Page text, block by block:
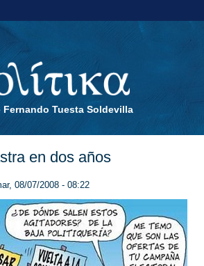
Fernando Tuesta Soldevilla
en dos años
08/07/2008 - 08:22